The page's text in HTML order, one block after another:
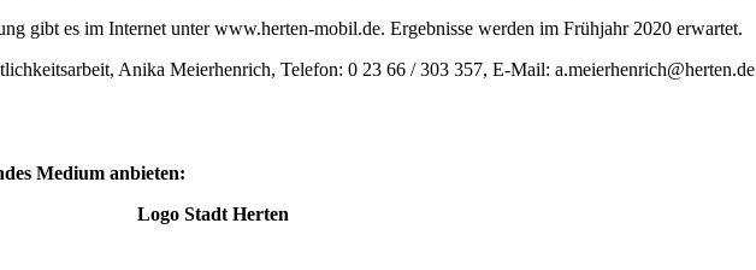
gibt es im Internet unter www.herten-mobil.de. Ergebnisse werden im Frühjahr 2020 erwartet.
Anika Meierhenrich, Telefon: 0 23 66 / 303 357, E-Mail: a.meierhenrich@herten.de
Medium anbieten:
Logo Stadt Herten